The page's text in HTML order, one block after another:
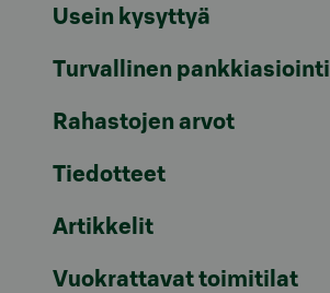
Usein kysyttyä
Turvallinen pankkiasiointi
Rahastojen arvot
Tiedotteet
Artikkelit
Vuokrattavat toimitilat